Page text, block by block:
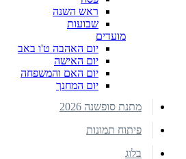
ראש השנה
שבועות
מועדים
יום האהבה ט'ו באב
יום האישה
יום האם והמשפחה
יום המחנך
מתנת סופשנה 2026
פיתוח תמונות
בלוג